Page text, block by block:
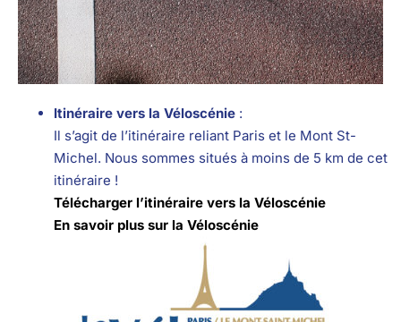
Itinéraire vers la Véloscénie :
Il s’agit de l’itinéraire reliant Paris et le Mont St-
Michel. Nous sommes situés à moins de 5 km de cet
itinéraire !
Télécharger l’itinéraire vers la Véloscénie
En savoir plus sur la Véloscénie